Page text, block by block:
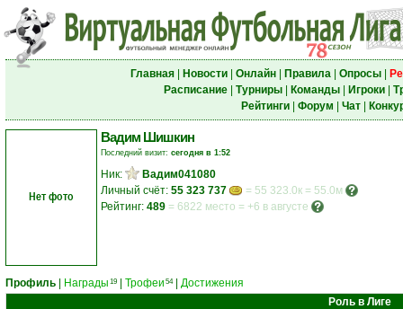
Главная| Новости| Онлайн| Правила| Опросы|
Расписание| Турниры| Команды| Игроки|
Рейтинги| Форум Чат|
Нет фото
Вадим Шишкин
Последний визит: сегодня в 1:52
Ник:
Вадим041080
Личный счёт: 55 323 737
= 55 323.0к = 55.0м
Рейтинг: 489 = 6822 место = +6 в августе
Профиль Награды 19 Трофеи 54| Достижения
Роль в Лиге